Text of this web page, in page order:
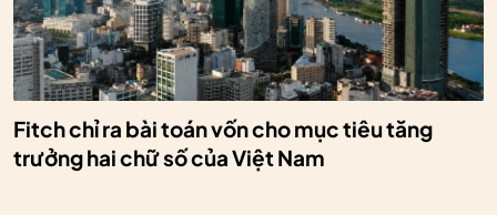
Fitch chỉ ra bài toán vốn cho mục tiêu tăng
trưởng hai chữ số của Việt Nam